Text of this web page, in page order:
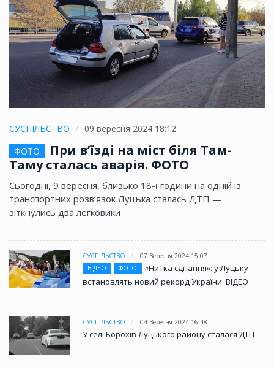
СУСПІЛЬСТВО
09 вересня 2024 18:12
ФОТО
При в’їзді на міст біля Там-
Таму сталась аварія. ФОТО
Сьогодні, 9 вересня, близько 18-ї години на одній із
транспортних розв’язок Луцька сталась ДТП —
зіткнулись два легковики
СУСПІЛЬСТВО
07 Вересня 2024 15:07
ВІДЕО
ФОТО
«Нитка єднання»: у Луцьку
встановлять новий рекорд України. ВІДЕО
СУСПІЛЬСТВО 04 Вересня 2024 16:48
У селі Борохів Луцького району сталася ДТП